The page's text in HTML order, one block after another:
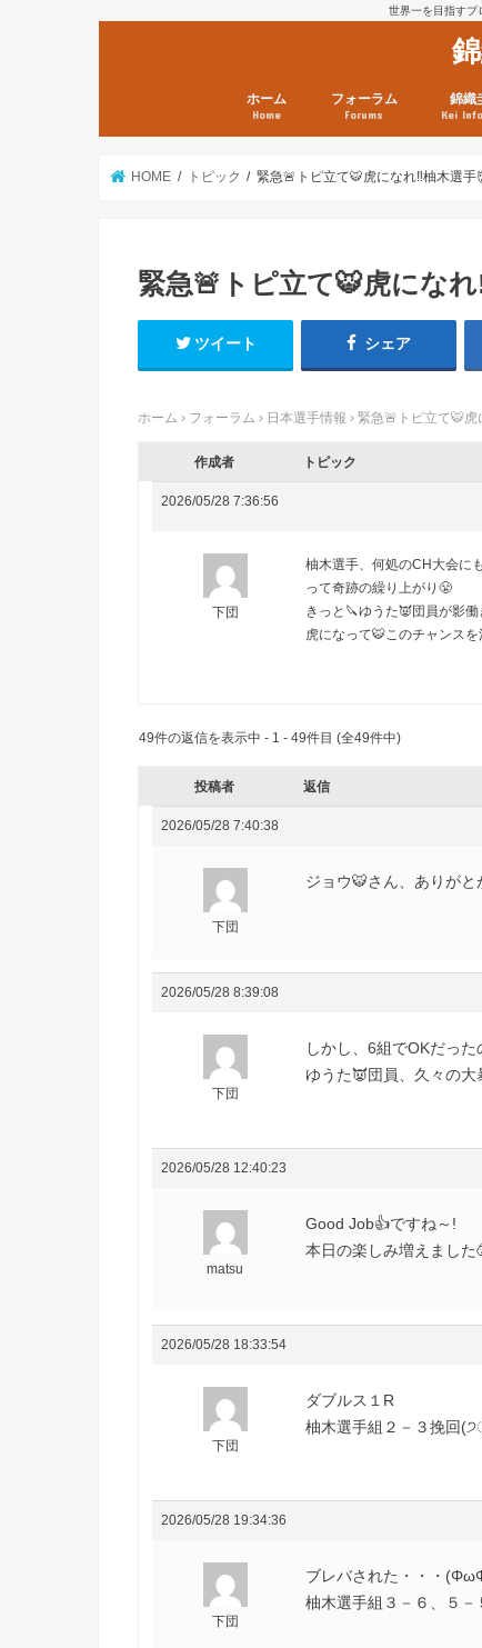
世界一を目指す
ホーム
Home
フォーラム
Forums
錦織
Kei
日現在
点）
HOME トピック 緊急🚨トピ立て🐯虎になれ‼️柚木選手
緊急🚨トピ立て🐯虎にな
ツイート シェア
ホーム › フォーラム › 日本選手情報 › 緊急🚨トピ立て🐯
作成者 トピック
2026/05/28 7:36:56
下団
柚木選手、何処のCH大会に
って奇跡の繰り上がり😤
きっと🔪ゆうた👿団員が影
虎になって🐯このチャンス
49件の返信を表示中 - 1 - 49件目 (全49件中)
投稿者 返信
2026/05/28 7:40:38
下団
ジョウ🐯さん、ありが
2026/05/28 8:39:08
下団
しかし、6組でOKだっ
ゆうた👿団員、久々の大
2026/05/28 12:40:23
matsu
Good Job👍ですね～!
本日の楽しみ増えました
2026/05/28 18:33:54
下団
ダブルス１R
柚木選手組２－３挽回
2026/05/28 19:34:36
下団
ブレバされた・・・
柚木選手組３－６、５